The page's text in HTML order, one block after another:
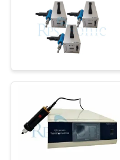
NOTICIAS
CASOS
MAPA
DEL
Fuente de